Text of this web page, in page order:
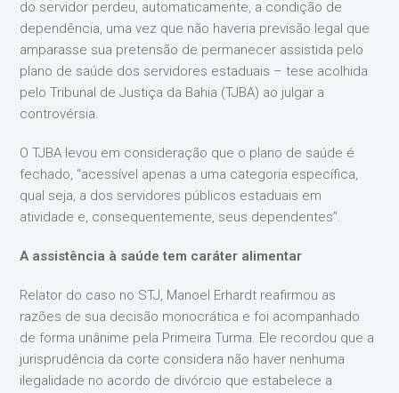
do servidor perdeu, automaticamente, a condição de
dependência, uma vez que não haveria previsão legal que
amparasse sua pretensão de permanecer assistida pelo
plano de saúde dos servidores estaduais – tese acolhida
pelo Tribunal de Justiça da Bahia (TJBA) ao julgar a
controvérsia.
O TJBA levou em consideração que o plano de saúde é
fechado, “acessível apenas a uma categoria específica,
qual seja, a dos servidores públicos estaduais em
atividade e, consequentemente, seus dependentes”.
A assistência à saúde tem caráter alimentar
Relator do caso no STJ, Manoel Erhardt reafirmou as
razões de sua decisão monocrática e foi acompanhado
de forma unânime pela Primeira Turma. Ele recordou que a
jurisprudência da corte considera não haver nenhuma
ilegalidade no acordo de divórcio que estabelece a